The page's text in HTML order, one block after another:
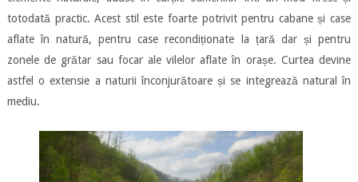
totodată practic. Acest stil este foarte potrivit pentru cabane și case
aflate în natură, pentru case recondiționate la țară dar și pentru
zonele de grătar sau focar ale vilelor aflate în orașe. Curtea devine
astfel o extensie a naturii înconjurătoare și se integrează natural în
mediu.